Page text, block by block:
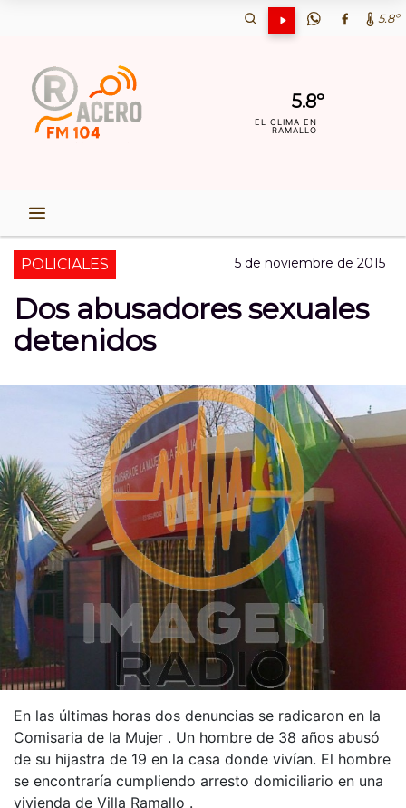
5.8º
5.8º
EL CLIMA EN
RAMALLO
POLICIALES 5 de noviembre de 2015
Dos abusadores sexuales
detenidos
En las últimas horas dos denuncias se radicaron en la
Comisaria de la Mujer . Un hombre de 38 años abusó
de su hijastra de 19 en la casa donde vivían. El hombre
se encontraría cumpliendo arresto domiciliario en una
vivienda de Villa Ramallo .